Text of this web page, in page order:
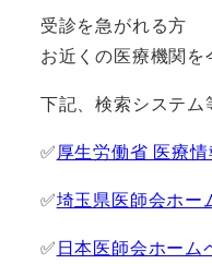
受診を急がれる方
お近くの医療機関を
下記、検索システム
✅ 厚生労働省 医療情
✅埼玉県医師会ホー
✅ 日本医師会ホーム